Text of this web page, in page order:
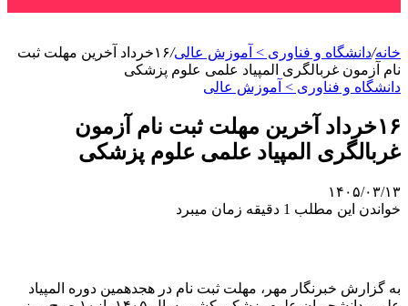
خانه/دانشگاه و فناوری > آموزش عالی/
۱۶خرداد آخرین مهلت ثبت
نام آزمون غربالگری المپیاد علمی علوم پزشکی
دانشگاه و فناوری > آموزش عالی
۱۶خرداد آخرین مهلت ثبت نام آزمون
غربالگری المپیاد علمی علوم پزشکی
۱۴۰۵/۰۳/۱۳
خواندن این مطلب 1 دقیقه زمان میبرد
به گزارش خبرنگار مهر، مهلت ثبت نام در هجدهمین دوره المپیاد